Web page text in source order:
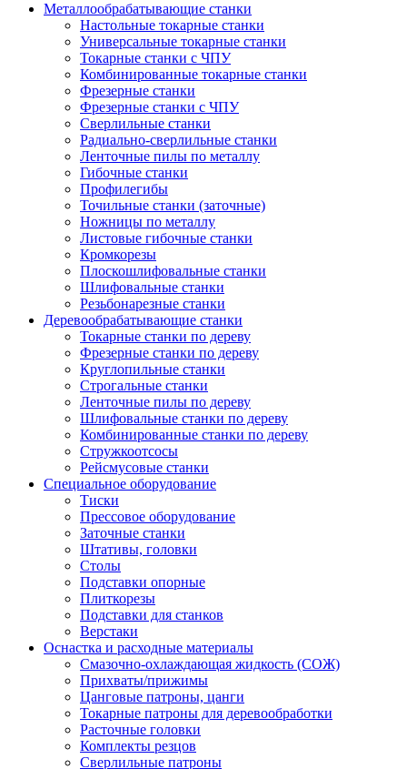
Металлообрабатывающие станки
Настольные токарные станки
Универсальные токарные станки
Токарные станки с ЧПУ
Комбинированные токарные станки
Фрезерные станки
Фрезерные станки с ЧПУ
Сверлильные станки
Радиально-сверлильные станки
Ленточные пилы по металлу
Гибочные станки
Профилегибы
Точильные станки (заточные)
Ножницы по металлу
Листовые гибочные станки
Кромкорезы
Плоскошлифовальные станки
Шлифовальные станки
Резьбонарезные станки
Деревообрабатывающие станки
Токарные станки по дереву
Фрезерные станки по дереву
Круглопильные станки
Строгальные станки
Ленточные пилы по дереву
Шлифовальные станки по дереву
Комбинированные станки по дереву
Стружкоотсосы
Рейсмусовые станки
Специальное оборудование
Тиски
Прессовое оборудование
Заточные станки
Штативы, головки
Столы
Подставки опорные
Плиткорезы
Подставки для станков
Верстаки
Оснастка и расходные материалы
Смазочно-охлаждающая жидкость (СОЖ)
Прихваты/прижимы
Цанговые патроны, цанги
Токарные патроны для деревообработки
Расточные головки
Комплекты резцов
Сверлильные патроны